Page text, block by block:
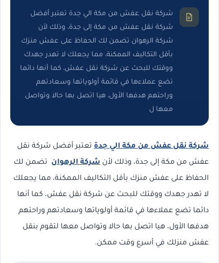
شركة نقل عفش من مكة الي جدة تعتبر أفضل
شركة نقل عفش من مكة إلى جدة، وذلك لأن
شركة الرهوان تضمن لك الحفاظ على عفش منزك
بأقل التكاليف الممكنة، مما يجعلك لا تهدر جهدك
ووقتك للبحث عن شركة نقل عفش، كما أنها دائما
تضع عملاءها في قائمة أولوياتها وسعادتهم
وراحتهم هدفها الأول، هيا اتصل بها حالا وتواصل
معها ل
شركة نقل عفش من مكة الي جدة تعتبر أفضل شركة نقل
عفش من مكة إلى جدة، وذلك لأن شركة الرهوان تضمن لك
الحفاظ على عفش منزك بأقل التكاليف الممكنة، مما يجعلك
لا تهدر جهدك ووقتك للبحث عن شركة نقل عفش، كما أنها
دائما تضع عملاءها في قائمة أولوياتها وسعادتهم وراحتهم
هدفها الأول، هيا اتصل بها حالا وتواصل معها لتقوم بنقل
عفش منزلك في أسرع وقت ممكن.